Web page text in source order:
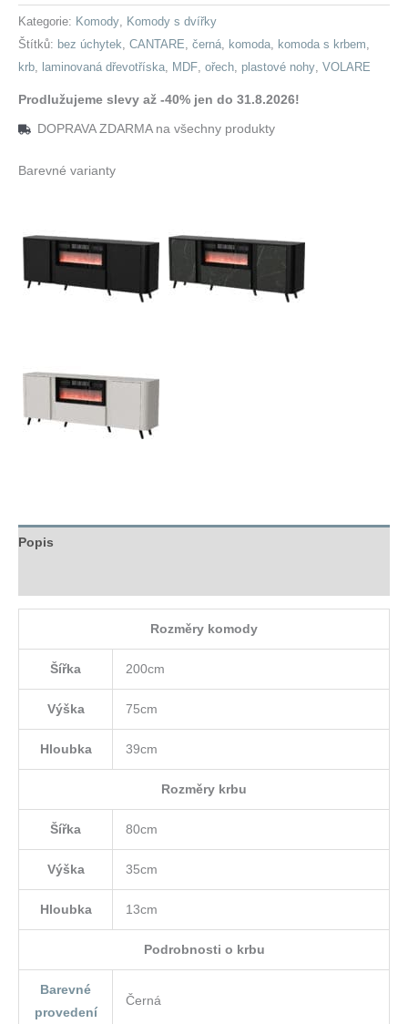
množství
Kategorie: Komody, Komody s dvířky
Štítků: bez úchytek, CANTARE, černá, komoda, komoda s krbem,
krb, laminovaná dřevotříska, MDF, ořech, plastové nohy, VOLARE
Prodlužujeme slevy až -40% jen do 31.8.2026!
DOPRAVA ZDARMA na všechny produkty
Barevné varianty
Popis
Rozměry komody
Šířka 200cm
Výška 75cm
Hloubka 39cm
Rozměry krbu
Šířka 80cm
Výška 35cm
Hloubka 13cm
Podrobnosti o krbu
Barevné
provedení
Černá